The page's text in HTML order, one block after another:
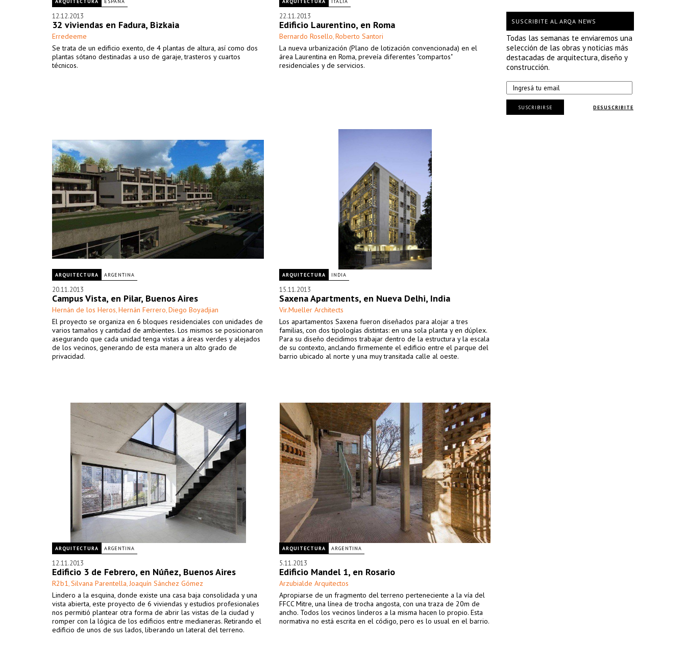
12.12.2013
32 viviendas en Fadura, Bizkaia
Erredeeme
Se trata de un edificio exento, de 4 plantas de altura, así como dos
plantas sótano destinadas a uso de garaje, trasteros y cuartos
técnicos.
22.11.2013
Edificio Laurentino, en Roma
Bernardo Rosello, Roberto Santori
La nueva urbanización (Plano de lotización convencionada) en el
área Laurentina en Roma, preveía diferentes "compartos"
residenciales y de servicios.
ARQUITECTURA ARGENTINA
20.11.2013
Campus Vista, en Pilar, Buenos Aires
Hernán de los Heros, Hernán Ferrero, Diego Boyadjian
El proyecto se organiza en 6 bloques residenciales con unidades de
varios tamaños y cantidad de ambientes. Los mismos se posicionaron
asegurando que cada unidad tenga vistas a áreas verdes y alejados
de los vecinos, generando de esta manera un alto grado de
privacidad.
ARQUITECTURA INDIA
15.11.2013
Saxena Apartments, en Nueva Delhi, India
Vir.Mueller Architects
Los apartamentos Saxena fueron diseñados para alojar a tres
familias, con dos tipologías distintas: en una sola planta y en dúplex.
Para su diseño decidimos trabajar dentro de la estructura y la escala
de su contexto, anclando firmemente el edificio entre el parque del
barrio ubicado al norte y una muy transitada calle al oeste.
ARQUITECTURA ARGENTINA
12.11.2013
Edificio 3 de Febrero, en Núñez, Buenos Aires
R2b1, Silvana Parentella, Joaquín Sánchez Gómez
Lindero a la esquina, donde existe una casa baja consolidada y una
vista abierta, este proyecto de 6 viviendas y estudios profesionales
nos permitió plantear otra forma de abrir las vistas de la ciudad y
romper con la lógica de los edificios entre medianeras. Retirando el
edificio de unos de sus lados, liberando un lateral del terreno.
ARQUITECTURA ARGENTINA
5.11.2013
Edificio Mandel 1, en Rosario
Arzubialde Arquitectos
Apropiarse de un fragmento del terreno perteneciente a la vía del
FFCC Mitre, una línea de trocha angosta, con una traza de 20m de
ancho. Todos los vecinos linderos a la misma hacen lo propio. Esta
normativa no está escrita en el código, pero es lo usual en el barrio.
SUSCRIBITE AL ARQA NEWS
Todas las semanas te enviaremos una
selección de las obras y noticias más
destacadas de arquitectura, diseño y
construcción.
DESUSCRIBITE
SUSCRIBIRSE